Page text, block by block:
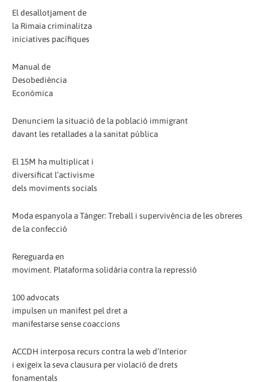
El desallotjament de
la Rimaia criminalitza
iniciatives pacífiques
Manual de
Desobediència
Econòmica
Denunciem la situació de la població immigrant
davant les retallades a la sanitat pública
El 15M ha multiplicat i
diversificat l’activisme
dels moviments socials
Moda espanyola a Tànger: Treball i supervivència de les obreres
de la confecció
Rereguarda en
moviment. Plataforma solidària contra la repressió
100 advocats
impulsen un manifest pel dret a
manifestarse sense coaccions
ACCDH interposa recurs contra la web d’Interior
i exigeix la seva clausura per violació de drets
fonamentals